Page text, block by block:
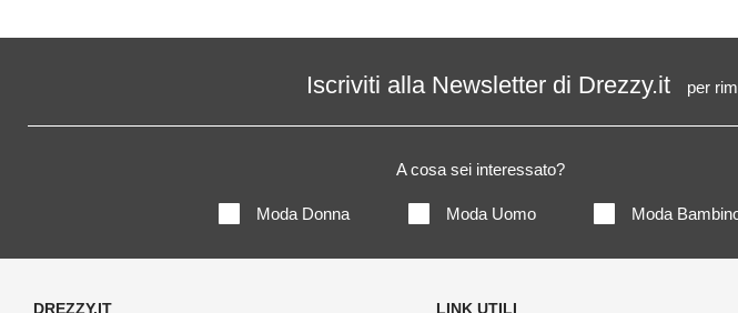
Iscriviti alla Newsletter di Drezzy.it per
A cosa sei interessato?
Moda Donna Moda Uomo Moda